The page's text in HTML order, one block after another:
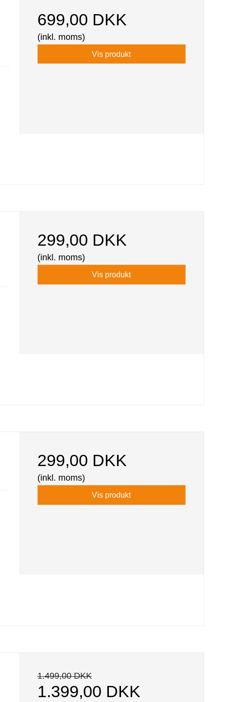
699,00 DKK
(inkl. moms)
Vis produkt
299,00 DKK
(inkl. moms)
Vis produkt
299,00 DKK
(inkl. moms)
Vis produkt
1.499,00 DKK
1.399,00 DKK